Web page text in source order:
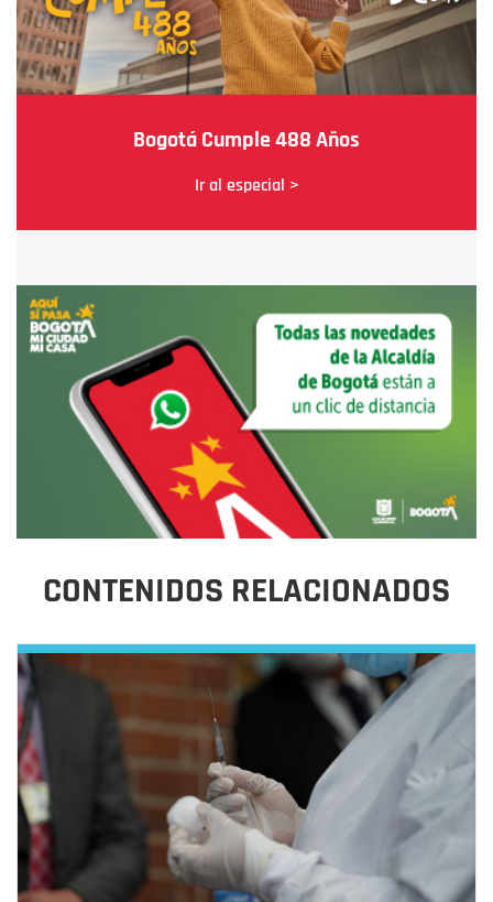
Bogotá Cumple 488 Años
Ir al especial >
CONTENIDOS RELACIONADOS